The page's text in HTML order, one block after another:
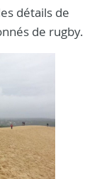
détails de
de rugby.